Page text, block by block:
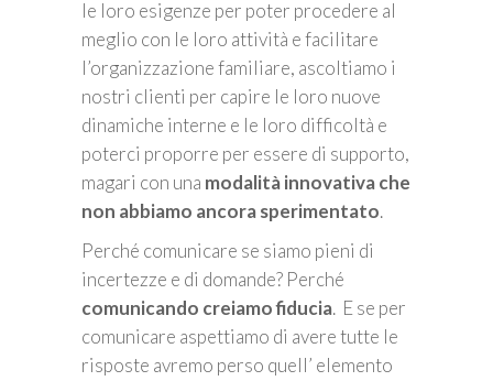
le loro esigenze per poter procedere al
meglio con le loro attività e facilitare
l’organizzazione familiare, ascoltiamo i
nostri clienti per capire le loro nuove
dinamiche interne e le loro difficoltà e
poterci proporre per essere di supporto,
magari con una modalità innovativa che
non abbiamo ancora sperimentato.
Perché comunicare se siamo pieni di
incertezze e di domande? Perché
comunicando creiamo fiducia. E se per
comunicare aspettiamo di avere tutte le
risposte avremo perso quell’ elemento